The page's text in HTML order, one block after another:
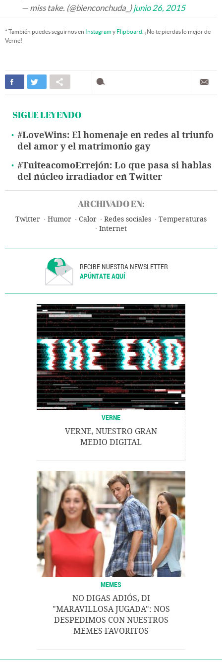
— miss take. (@bienconchuda_)junio 26, 2015
* También puedes seguirnos en Instagramy Flipboard . ¡No te pierdas lo mejor de
Verne!
SIGUE LEYENDO
#LoveWins: El homenaje en redes al triunfo
del amor y el matrimonio gay
#TuiteacomoErrejón: Lo que pasa si hablas
del núcleo irradiador en Twitter
ARCHIVADO EN:
Twitter Humor Calor Redes sociales
Temperaturas
Internet
RECIBE NUESTRA NEWSLETTER
APÚNTATE AQUÍ
VERNE
VERNE, NUESTRO GRAN
MEDIO DIGITAL
MEMES
NO DIGAS ADIÓS, DI
"MARAVILLOSA JUGADA": NOS
DESPEDIMOS CON NUESTROS
MEMES FAVORITOS